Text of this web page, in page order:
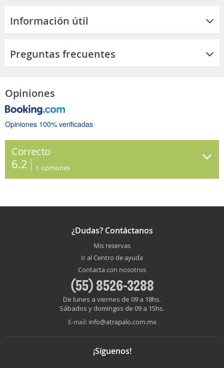
Información útil
Preguntas frecuentes
Opiniones
Opiniones 100% verificadas
Correcto
6.2 1 opiniones
¿Dudas? Contáctanos
Mis reservas
Ir al Centro de ayuda
Contacta con nosotros
(55) 8526-3288
De lunes a viernes de 09 a 18hs.
Sábados y domingos de 09 a 15hs.
E-mail: info@atrapalo.com.mx
¡Síguenos!